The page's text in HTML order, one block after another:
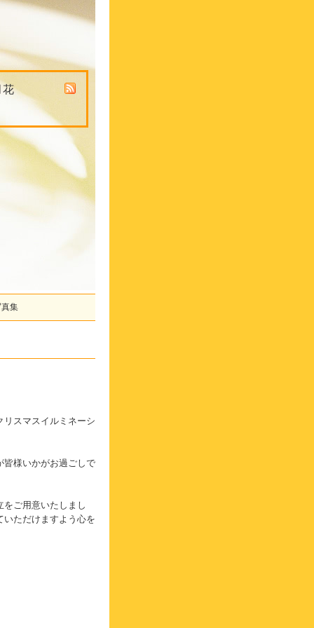
集
リスマスイルミネーシ
皆様いかがお過ごしで
ご用意いたしまし
いただけますよう心を